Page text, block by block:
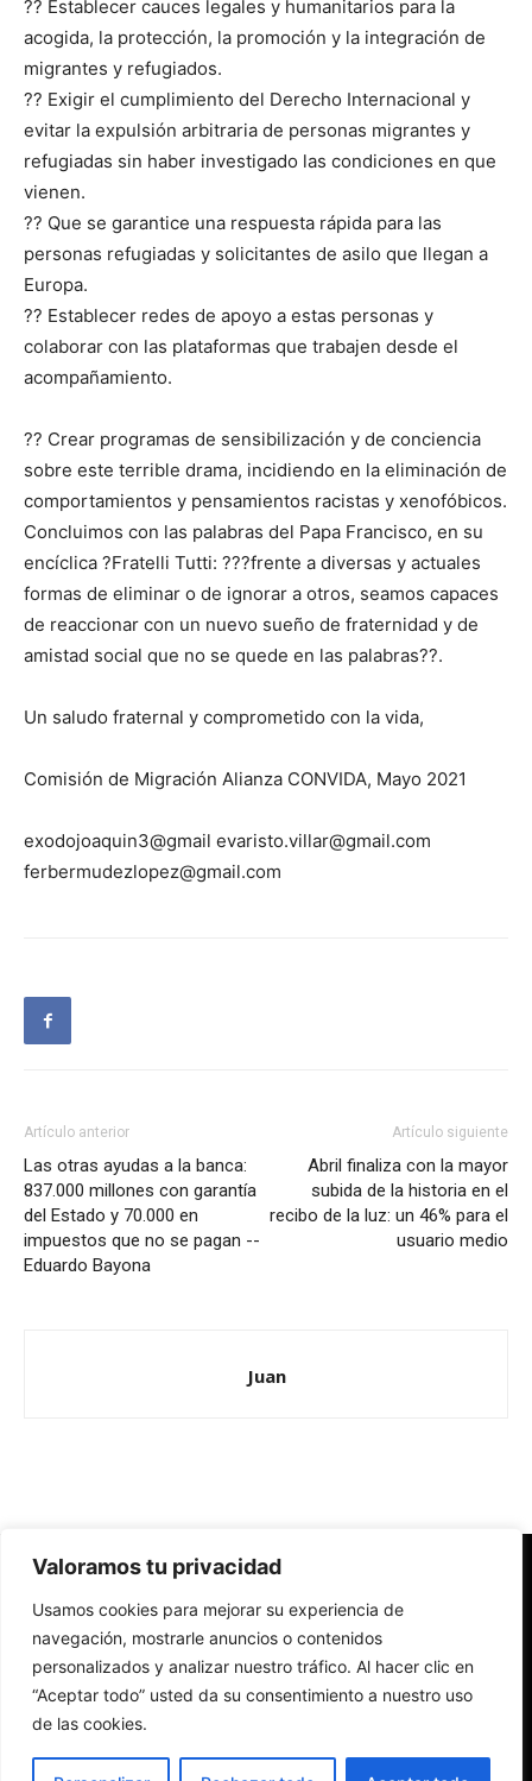
Valoramos tu privacidad
Usamos cookies para mejorar su experiencia de
navegación, mostrarle anuncios o contenidos
personalizados y analizar nuestro tráfico. Al hacer clic en
“Aceptar todo” usted da su consentimiento a nuestro uso
de las cookies.
?? Establecer cauces legales y humanitarios para la
acogida, la protección, la promoción y la integración de
migrantes y refugiados.
?? Exigir el cumplimiento del Derecho Internacional y
evitar la expulsión arbitraria de personas migrantes y
refugiadas sin haber investigado las condiciones en que
vienen.
?? Que se garantice una respuesta rápida para las
personas refugiadas y solicitantes de asilo que llegan a
Europa.
?? Establecer redes de apoyo a estas personas y
colaborar con las plataformas que trabajen desde el
acompañamiento.
?? Crear programas de sensibilización y de conciencia
sobre este terrible drama, incidiendo en la eliminación de
comportamientos y pensamientos racistas y xenofóbicos.
Concluimos con las palabras del Papa Francisco, en su
encíclica ?Fratelli Tutti: ???frente a diversas y actuales
formas de eliminar o de ignorar a otros, seamos capaces
de reaccionar con un nuevo sueño de fraternidad y de
amistad social que no se quede en las palabras??.
Un saludo fraternal y comprometido con la vida,
Comisión de Migración Alianza CONVIDA, Mayo 2021
exodojoaquin3@gmail evaristo.villar@gmail.com
ferbermudezlopez@gmail.com
Artículo anterior
Las otras ayudas a la banca:
837.000 millones con garantía
del Estado y 70.000 en
impuestos que no se pagan --
Eduardo Bayona
Artículo siguiente
Abril finaliza con la mayor
subida de la historia en el
recibo de la luz: un 46% para el
usuario medio
Juan
Redes Cristianas
Una mirada alternativa sobre la Iglesia católica y la sociedad
- Colectivos de Redes Cristianas